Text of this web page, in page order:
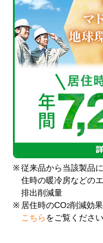
※ 従来品から当該製品
住時の暖冷房などの
排出削減量
※ 居住時のCO2削減効
こちら をご覧ください